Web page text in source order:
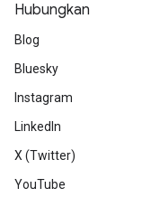
Hubungkan
Blog
Bluesky
Instagram
LinkedIn
X (Twitter)
YouTube